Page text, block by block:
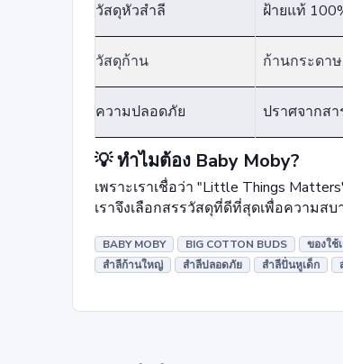
วัสดุหัวสำลี ฝ้ายแท้
วัสดุก้าน ก้านกระดาษ
ความปลอดภัย ปราศจากสา
💡 ทำไมต้อง Baby Moby?
เพราะเราเชื่อว่า "Little Things
เราจึงเลือกสรรวัสดุที่ดีที่สุดเพื่อความส
BABY MOBY BIG COTTON BUDS ของใช้
สำลีก้านใหญ่
สำลีปลอดภัย สำลีปั่นหูเด็ก